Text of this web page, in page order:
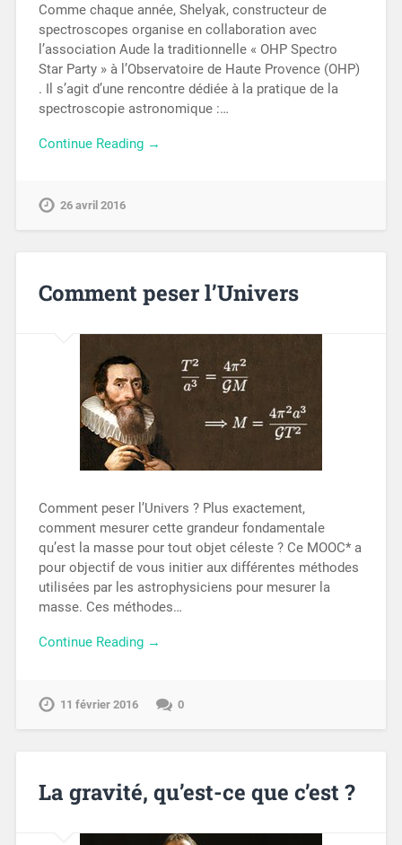
Comme chaque année, Shelyak, constructeur de
spectroscopes organise en collaboration avec
l’association Aude la traditionnelle « OHP Spectro
Star Party » à l’Observatoire de Haute Provence (OHP)
. Il s’agit d’une rencontre dédiée à la pratique de la
spectroscopie astronomique :…
Continue Reading →
26 avril 2016
Comment peser l’Univers
Comment peser l’Univers ? Plus exactement,
comment mesurer cette grandeur fondamentale
qu’est la masse pour tout objet céleste ? Ce MOOC* a
pour objectif de vous initier aux différentes méthodes
utilisées par les astrophysiciens pour mesurer la
masse. Ces méthodes…
Continue Reading →
11 février 2016 0
La gravité, qu’est-ce que c’est ?